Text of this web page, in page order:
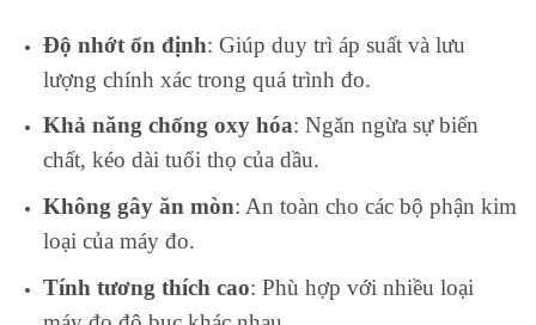
Độ nhớt ổn định: Giúp duy trì áp suất và lưu
lượng chính xác trong quá trình đo.
Khả năng chống oxy hóa: Ngăn ngừa sự biến
chất, kéo dài tuổi thọ của dầu.
Không gây ăn mòn: An toàn cho các bộ phận kim
loại của máy đo.
Tính tương thích cao: Phù hợp với nhiều loại